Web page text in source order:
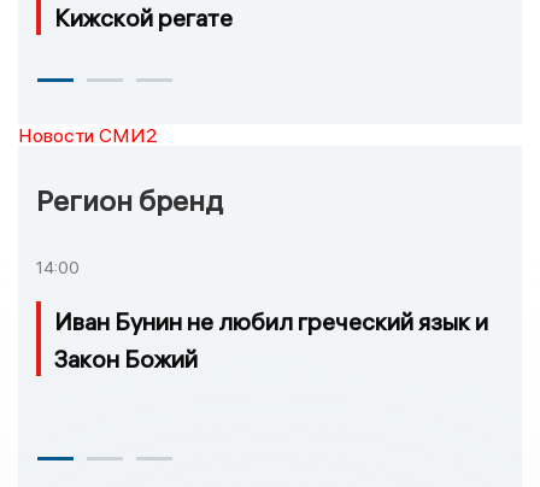
Кижской регате
Новости СМИ2
Регион бренд
14:00
Иван Бунин не любил греческий язык и
Закон Божий